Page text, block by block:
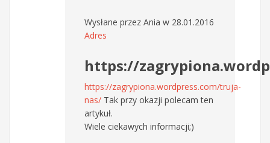
Wysłane przez Ania w 28.01.2016
Adres
https://
https://zagrypiona.wordpress.com/truja-
nas/ Tak przy okazji polecam ten
artykuł.
Wiele ciekawych informacji;)